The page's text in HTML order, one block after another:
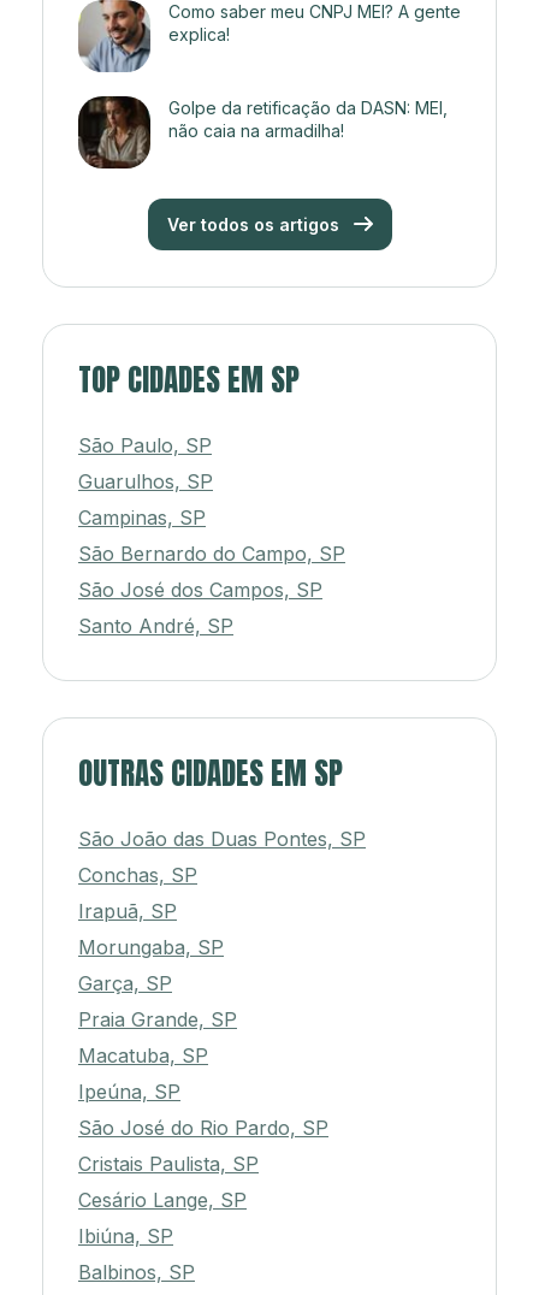
Como saber meu CNPJ MEI? A gente
explica!
Golpe da retificação da DASN: MEI,
não caia na armadilha!
Ver todos os artigos
TOP CIDADES EM SP
São Paulo, SP
Guarulhos, SP
Campinas, SP
São Bernardo do Campo, SP
São José dos Campos, SP
Santo André, SP
OUTRAS CIDADES EM SP
São João das Duas Pontes, SP
Conchas, SP
Irapuã, SP
Morungaba, SP
Garça, SP
Praia Grande, SP
Macatuba, SP
Ipeúna, SP
São José do Rio Pardo, SP
Cristais Paulista, SP
Cesário Lange, SP
Ibiúna, SP
Balbinos, SP